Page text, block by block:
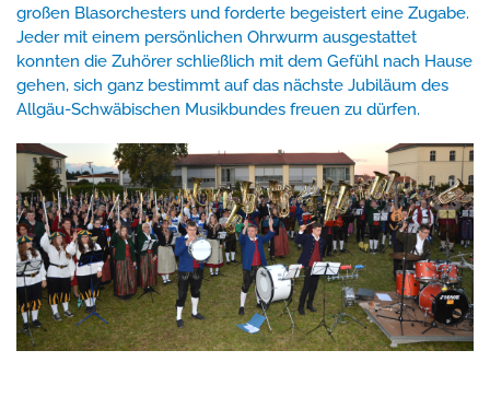
großen Blasorchesters und forderte begeistert eine Zugabe.
Jeder mit einem persönlichen Ohrwurm ausgestattet
konnten die Zuhörer schließlich mit dem Gefühl nach Hause
gehen, sich ganz bestimmt auf das nächste Jubiläum des
Allgäu-Schwäbischen Musikbundes freuen zu dürfen.